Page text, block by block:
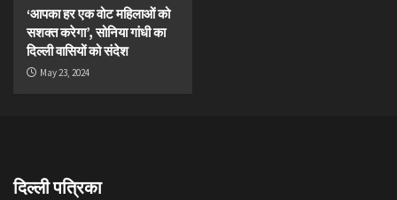
‘आपका हर एक वोट महिलाओं को
सशक्त करेगा’, सोनिया गांधी का
दिल्ली वासियों को संदेश
May 23, 2024
दिल्ली पत्रिका